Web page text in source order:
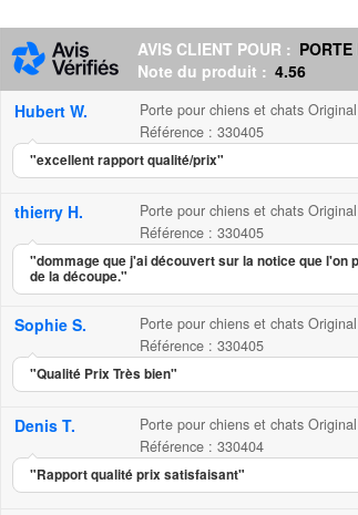
AVIS CLIENT POUR :
Note du produit : 4.56
Hubert W.
Porte pour chiens et chats
Référence : 330405
"excellent rapport qualité/prix"
thierry H.
Porte pour chiens et chats
Référence : 330405
"dommage que j'ai découvert sur la notice que l'on
de la découpe."
Sophie S.
Porte pour chiens et chats
Référence : 330405
"Qualité Prix Très bien"
Denis T.
Porte pour chiens et chats
Référence : 330404
"Rapport qualité prix satisfaisant"